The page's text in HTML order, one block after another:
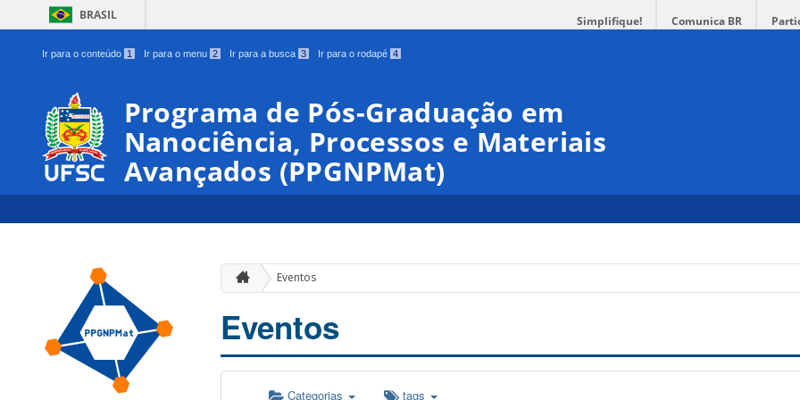
BRASIL Simplifique! Comunica BR
Ir para o conteúdo 1 Ir para o menu 2 Ir para a busca 3 Ir para o rodapé 4
Programa de Pós-Graduação em
Nanociência, Processos e Materiais
Avançados (PPGNPMat)
Eventos
Eventos
Categorias tags